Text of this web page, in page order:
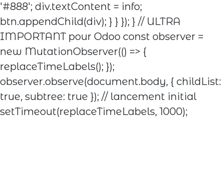
'#888'; div.textContent = info;
btn.appendChild(div); } } }); } // ULTRA
IMPORTANT pour Odoo const observer =
new MutationObserver(() => {
replaceTimeLabels(); });
observer.observe(document.body, { childList:
true, subtree: true }); // lancement initial
setTimeout(replaceTimeLabels, 1000);